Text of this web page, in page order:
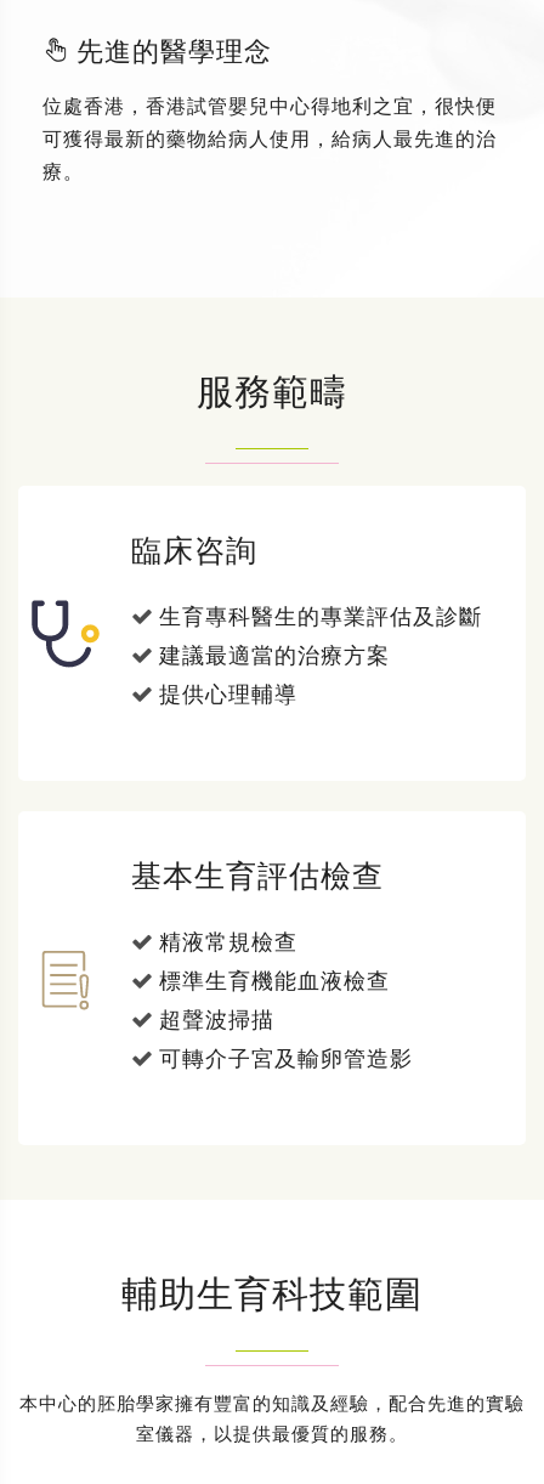
先進的醫學理念
位處香港，香港試管嬰兒中心得地利之宜，很快便
可獲得最新的藥物給病人使用，給病人最先進的治
療。
服務範疇
臨床咨詢
生育專科醫生的專業評估及診斷
建議最適當的治療方案
提供心理輔導
基本生育評估檢查
精液常規檢查
標準生育機能血液檢查
超聲波掃描
可轉介子宮及輸卵管造影
輔助生育科技範圍
本中心的胚胎學家擁有豐富的知識及經驗，配合先進的實驗
室儀器，以提供最優質的服務。